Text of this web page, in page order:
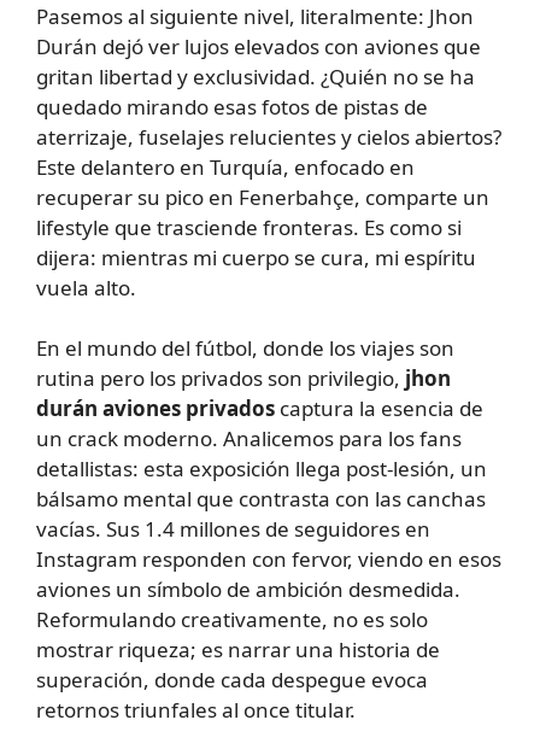
Pasemos al siguiente nivel, literalmente: Jhon
Durán dejó ver lujos elevados con aviones que
gritan libertad y exclusividad. ¿Quién no se ha
quedado mirando esas fotos de pistas de
aterrizaje, fuselajes relucientes y cielos abiertos?
Este delantero en Turquía, enfocado en
recuperar su pico en Fenerbahçe, comparte un
lifestyle que trasciende fronteras. Es como si
dijera: mientras mi cuerpo se cura, mi espíritu
vuela alto.
En el mundo del fútbol, donde los viajes son
rutina pero los privados son privilegio, jhon
durán aviones privados captura la esencia de
un crack moderno. Analicemos para los fans
detallistas: esta exposición llega post-lesión, un
bálsamo mental que contrasta con las canchas
vacías. Sus 1.4 millones de seguidores en
Instagram responden con fervor, viendo en esos
aviones un símbolo de ambición desmedida.
Reformulando creativamente, no es solo
mostrar riqueza; es narrar una historia de
superación, donde cada despegue evoca
retornos triunfales al once titular.